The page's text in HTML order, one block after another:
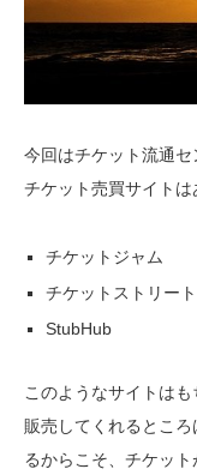
今回はチケット流通
チケット売買サイトは
チケットジャム
チケットストリート
StubHub
このようなサイトは
販売してくれるとこ
るからこそ、チケッ